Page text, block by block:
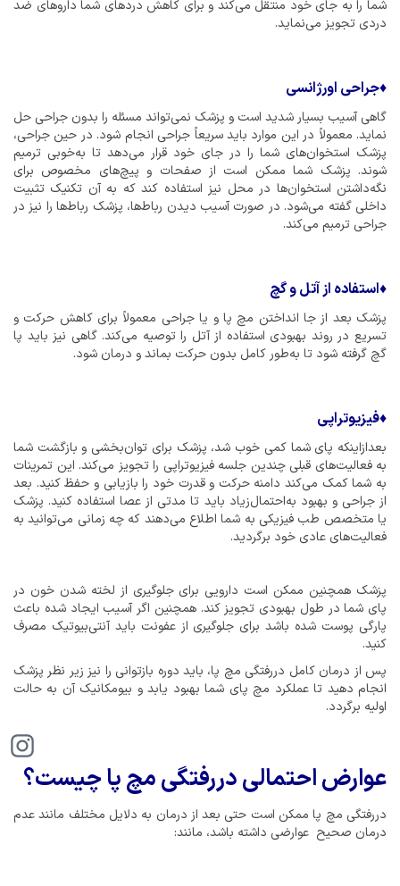
شما را به جای خود منتقل می‌کند و برای کاهش دردهای شما داروهای ضد
دردی تجویز می‌نماید.
♦جراحی اورژانسی
گاهی آسیب بسیار شدید است و پزشک نمی‌تواند مسئله را بدون جراحی حل
نماید. معمولاً در این موارد باید سریعاً جراحی انجام شود. در حین جراحی،
پزشک استخوان‌های شما را در جای خود قرار می‌دهد تا به‌خوبی ترمیم
شوند. پزشک شما ممکن است از صفحات و پیچ‌های مخصوص برای
نگه‌داشتن استخوان‌ها در محل نیز استفاده کند که به آن تکنیک تثبیت
داخلی گفته می‌شود. در صورت آسیب دیدن رباط‌ها، پزشک رباط‌ها را نیز در
جراحی ترمیم می‌کند.
♦استفاده از آتل و گچ
پزشک بعد از جا انداختن مچ پا و یا جراحی معمولاً برای کاهش حرکت و
تسریع در روند بهبودی استفاده از آتل را توصیه می‌کند. گاهی نیز باید پا
گچ گرفته شود تا به‌طور کامل بدون حرکت بماند و درمان شود.
♦فیزیوتراپی
بعدازاینکه پای شما کمی خوب شد، پزشک برای توان‌بخشی و بازگشت شما
به فعالیت‌های قبلی چندین جلسه فیزیوتراپی را تجویز می‌کند. این تمرینات
به شما کمک می‌کند دامنه حرکت و قدرت خود را بازیابی و حفظ کنید. بعد
از جراحی و بهبود به‌احتمال‌زیاد باید تا مدتی از عصا استفاده کنید. پزشک
یا متخصص طب فیزیکی به شما اطلاع می‌دهند که چه زمانی می‌توانید به
فعالیت‌های عادی خود برگردید.
پزشک همچنین ممکن است دارویی برای جلوگیری از لخته شدن خون در
پای شما در طول بهبودی تجویز کند. همچنین اگر آسیب ایجاد شده باعث
پارگی پوست شده باشد برای جلوگیری از عفونت باید آنتی‌بیوتیک مصرف
کنید.
پس از درمان کامل دررفتگی مچ پا، باید دوره بازتوانی را نیز زیر نظر پزشک
انجام دهید تا عملکرد مچ پای شما بهبود یابد و بیومکانیک آن به حالت
اولیه برگردد.
عوارض احتمالی دررفتگی مچ پا چیست؟
دررفتگی مچ پا ممکن است حتی بعد از درمان به دلایل مختلف مانند عدم
درمان صحیح عوارضی داشته باشد، مانند: